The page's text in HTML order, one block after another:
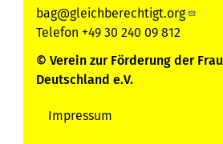
bag@gleichberechtigt.org
Telefon +49 30 240 09 812
© Verein zur Förderung der
Deutschland e.V.
Servicemenu
Impressum